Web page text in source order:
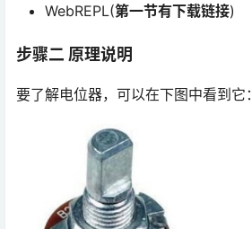
WebREPL(第一节有下载链接)
步骤二 原理说明
要了解电位器，可以在下图中看到它：